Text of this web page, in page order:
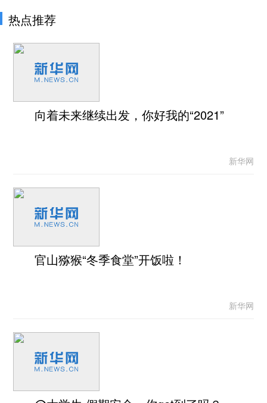
热点推荐
向着未来继续出发，你好我的“2021”
新华网
官山猕猴“冬季食堂”开饭啦！
新华网